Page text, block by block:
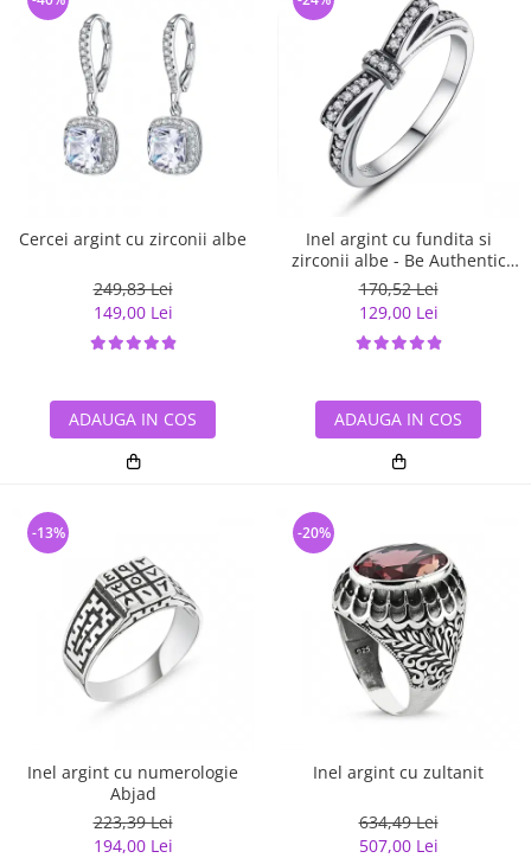
Cercei argint cu zirconii albe
249,83 Lei
149,00 Lei
ADAUGA IN COS
Inel argint cu fundita si
zirconii albe - Be Authentic
IST0007
170,52 Lei
129,00 Lei
ADAUGA IN COS
Inel argint cu numerologie
Abjad
223,39 Lei
194,00 Lei
-13%
Inel argint cu zultanit
634,49 Lei
507,00 Lei
-20%